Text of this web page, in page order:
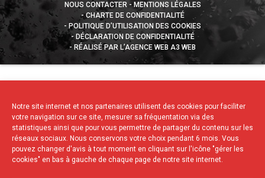
Notre site internet et nos partenaires utilisent des cookies pour faciliter
votre navigation sur ce site, mesurer sa fréquentation via des
statistiques ainsi que pour vous permettre de partager du contenu sur les
réseaux sociaux. Nous conservons votre choix pendant 6 mois. Vous
pouvez changer d'avis à tout moment en cliquant sur l'icône "gérer les
cookies" en bas à gauche de chaque page de notre site internet.
NOUS CONTACTER
MENTIONS LÉGALES
CHARTE DE CONFIDENTIALITÉ
POLITIQUE D’UTILISATION DES COOKIES
DÉCLARATION DE CONFIDENTIALITÉ
RÉALISÉ PAR L’AGENCE WEB A3 WEB